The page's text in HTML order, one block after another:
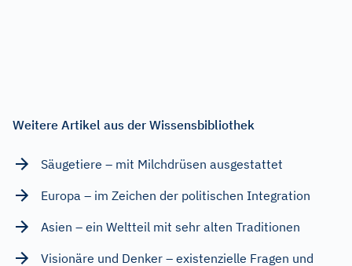
Weitere Artikel aus der Wissensbibliothek
Säugetiere – mit Milchdrüsen ausgestattet
Europa – im Zeichen der politischen Integration
Asien – ein Weltteil mit sehr alten Traditionen
Visionäre und Denker – existenzielle Fragen und